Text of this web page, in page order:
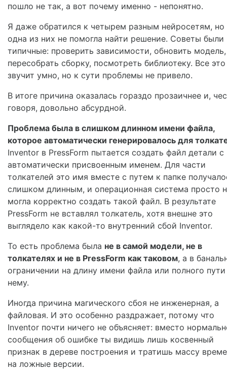
пошло не так, а вот почему именно - непонятно.
Я даже обратился к четырем разным нейросетям, но
одна из них не помогла найти решение. Советы были
типичные: проверить зависимости, обновить модель,
пересобрать сборку, посмотреть библиотеку. Все это
звучит умно, но к сути проблемы не привело.
В итоге причина оказалась гораздо прозаичнее и,
говоря, довольно абсурдной.
Проблема была в слишком длинном имени файла,
которое автоматически генерировалось для
Inventor в PressForm пытается создать файл детали с
автоматически присвоенным именем. Для части
толкателей это имя вместе с путем к папке
слишком длинным, и операционная система просто
могла корректно создать такой файл. В результате
PressForm не вставлял толкатель, хотя внешне это
выглядело как какой-то внутренний сбой Inventor.
То есть проблема была не в самой модели, не в
толкателях и не в PressForm как таковом, а в
ограничении на длину имени файла или полного
нему.
Иногда причина магического сбоя не инженерная, а
файловая. И это особенно раздражает, потому что
Inventor почти ничего не объясняет: вместо
сообщения об ошибке ты видишь лишь косвенный
признак в дереве построения и тратишь массу
на ложные версии.